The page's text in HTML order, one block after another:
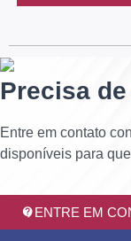
Precisa
Entre em contato
disponíveis para
ENTRE EM